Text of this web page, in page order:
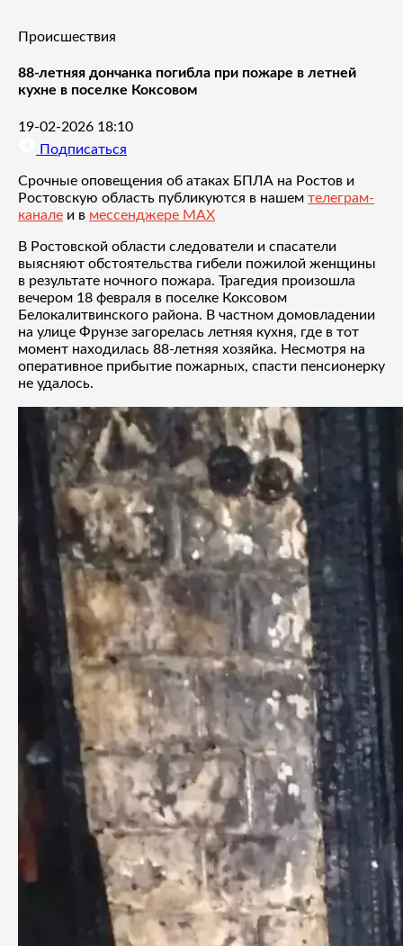
Происшествия
88-летняя дончанка погибла при пожаре в летней
кухне в поселке Коксовом
19-02-2026 18:10
Подписаться
Срочные оповещения об атаках БПЛА на Ростов и
Ростовскую область публикуются в нашем телеграм-
канале и в мессенджере MAX
В Ростовской области следователи и спасатели
выясняют обстоятельства гибели пожилой женщины
в результате ночного пожара. Трагедия произошла
вечером 18 февраля в поселке Коксовом
Белокалитвинского района. В частном домовладении
на улице Фрунзе загорелась летняя кухня, где в тот
момент находилась 88-летняя хозяйка. Несмотря на
оперативное прибытие пожарных, спасти пенсионерку
не удалось.